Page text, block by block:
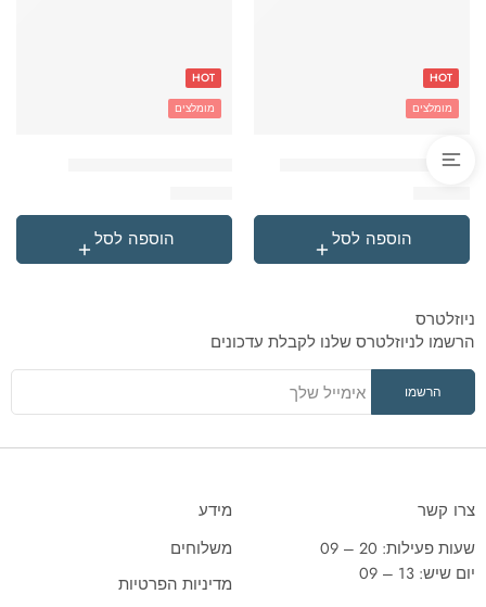
'בקבוק תרמי נירוסטה סטיץ
HOT
מומלצים
הוספה לסל
HOT
מומלצים
הוספה לסל
ניוזלטרס
הרשמו לניוזלטרס שלנו לקבלת עדכונים
צרו קשר
שעות פעילות: 20 – 09
יום שיש: 13 – 09
מידע
משלוחים
מדיניות הפרטיות